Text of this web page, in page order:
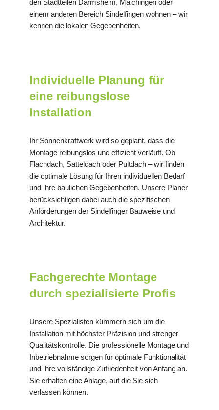
den Stadtteilen Darmsheim, Maichingen oder
einem anderen Bereich Sindelfingen wohnen – wir
kennen die lokalen Gegebenheiten.
Individuelle Planung für
eine reibungslose
Installation
Ihr Sonnenkraftwerk wird so geplant, dass die
Montage reibungslos und effizient verläuft. Ob
Flachdach, Satteldach oder Pultdach – wir finden
die optimale Lösung für Ihren individuellen Bedarf
und Ihre baulichen Gegebenheiten. Unsere Planer
berücksichtigen dabei auch die spezifischen
Anforderungen der Sindelfinger Bauweise und
Architektur.
Fachgerechte Montage
durch spezialisierte Profis
Unsere Spezialisten kümmern sich um die
Installation mit höchster Präzision und strenger
Qualitätskontrolle. Die professionelle Montage und
Inbetriebnahme sorgen für optimale Funktionalität
und Ihre vollständige Zufriedenheit von Anfang an.
Sie erhalten eine Anlage, auf die Sie sich
verlassen können.